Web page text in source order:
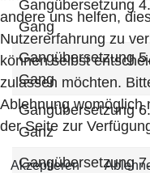
Gangübersetzung 4.
Gang
Gangübersetzung 5.
Gang
Gangübersetzung 6.
Ganz
Gangübersetzung 7.
andere uns helfen,
Nutzererfahrung zu
können selbst
zulassen möchten.
Ablehnung womöglich
der Seite zur
Akzeptieren